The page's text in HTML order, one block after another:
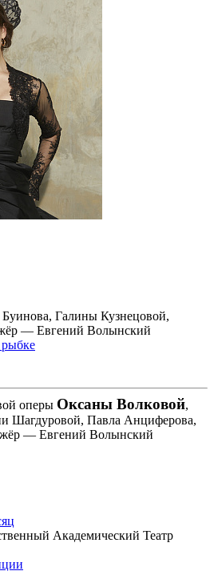
Галины Кузнецовой,
— Евгений Волынский
оперы Оксаны Волковой,
Шагдуровой, Павла Анциферова,
— Евгений Волынский
Академический Театр